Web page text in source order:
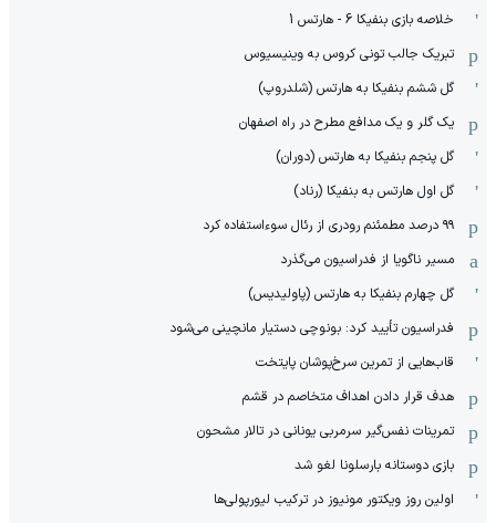
خلاصه بازی بنفیکا 6 - هارتس 1
تبریک جالب تونی کروس به وینیسیوس
گل ششم بنفیکا به هارتس (شلدروپ)
یک گلر و یک مدافع مطرح در راه اصفهان
گل پنجم بنفیکا به هارتس (دوران)
گل اول هارتس به بنفیکا (رناد)
۹۹ درصد مطمئنم رودری از رئال سوءاستفاده کرد
مسیر ناگویا از فدراسیون می‌گذرد
گل چهارم بنفیکا به هارتس (پاولیدیس)
فدراسیون تأیید کرد: بونوچی دستیار مانچینی می‌شود
قاب‌هایی از تمرین سرخ‌پوشان پایتخت
هدف قرار دادن اهداف متخاصم در قشم
‏تمرینات نفس‌گیر سرمربی یونانی در تالار مشحون
بازی دوستانه بارسلونا لغو شد
اولین روز ویکتور مونیوز در ترکیب لیورپولی‌ها